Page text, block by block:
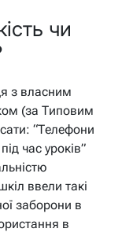
чи
з власним
(за Типовим
“Телефони
час уроків”
ввели такі
заборони в
в